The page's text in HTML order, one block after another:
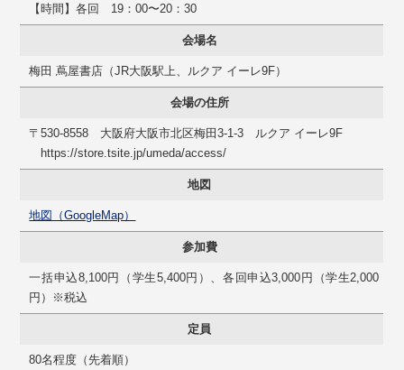
【時間】各回 19：00〜20：30
会場名
梅田 蔦屋書店（JR大阪駅上、ルクア イーレ9F）
会場の住所
〒530-8558 大阪府大阪市北区梅田3-1-3 ルクア イーレ9F
https://store.tsite.jp/umeda/access/
地図
地図（GoogleMap）
参加費
一括申込8,100円（学生5,400円）、各回申込3,000円（学生2,000
円）※税込
定員
80名程度（先着順）